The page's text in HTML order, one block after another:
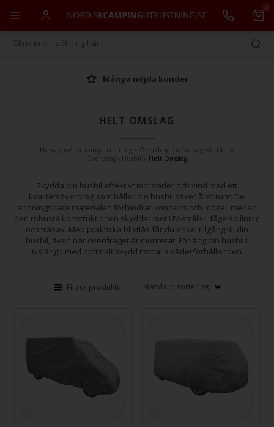
0
Många nöjda kunder
HELT OMSLAG
Husvagns-/campingutrustning» Överdrag för husvagn/husbil
Överdrag - Husbil
Helt Omslag
Skydda din husbil effektivt mot väder och vind med ett
kvalitetsöverdrag som håller din husbil säker året runt. De
andningsbara materialen förhindrar kondens och mögel, medan
den robusta konstruktionen skyddar mot UV-strålar, fågelspillning
och träsav. Med praktiska blixtlås får du enkel tillgång till din
husbil, även när överdraget är monterat. Förläng din husbils
livslängd med optimalt skydd mot alla väderförhållanden.
Filtrer produkter